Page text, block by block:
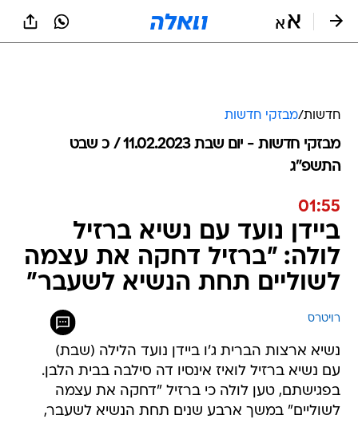
חדשות/מבזקי חדשות
מבזקי חדשות - יום שבת 11.02.2023 / כ שבט
התשפ"ג
01:55
ביידן נועד עם נשיא ברזיל
לולה: "ברזיל דחקה את עצמה
לשוליים תחת הנשיא לשעבר"
רויטרס
נשיא ארצות הברית ג'ו ביידן נועד הלילה (שבת)
עם נשיא ברזיל לואיז אינסיו דה סילבה בבית הלבן.
בפגישתם, טען לולה כי ברזיל "דחקה את עצמה
לשוליים" במשך ארבע שנים תחת הנשיא לשעבר,